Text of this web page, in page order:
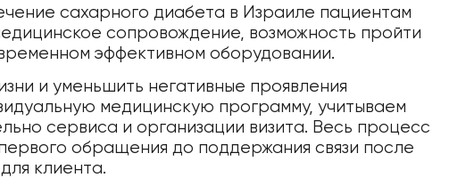
сахарного диабета в Израиле пациентам
сопровождение, возможность пройти
эффективном оборудовании.
и уменьшить негативные проявления
медицинскую программу, учитываем
сервиса и организации визита. Весь процесс
обращения до поддержания связи после
клиента.